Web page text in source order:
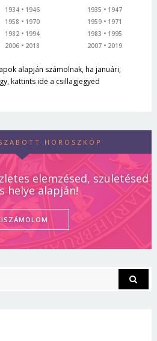
1934
1946
1958
1970
1982
1994
2006
2018
1935
1947
1959
1971
1983
1995
2007
2019
alapján számolnak, ha januári,
kattints ide a csillagjegyed
HOROSZKÓP
elemzésed, születésed
helye alapján!